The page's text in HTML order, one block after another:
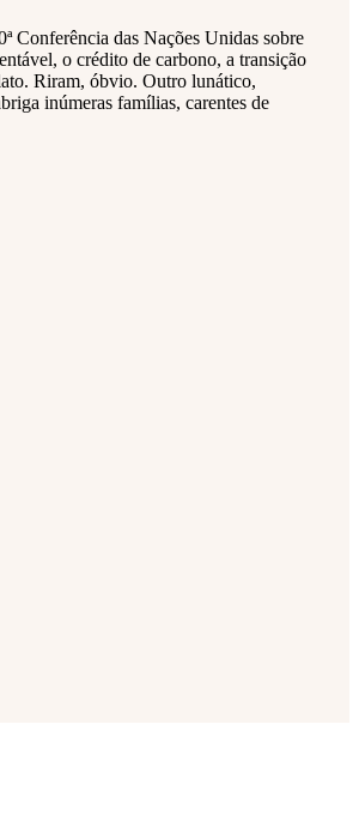
Conferência das Nações Unidas sobre
o crédito de carbono, a transição
Riram, óbvio. Outro lunático,
inúmeras famílias, carentes de